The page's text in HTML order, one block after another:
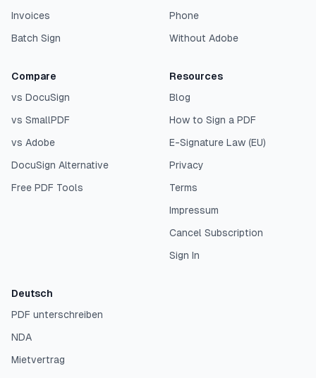
Invoices
Batch Sign
Phone
Without Adobe
Compare
vs DocuSign
vs SmallPDF
vs Adobe
DocuSign Alternative
Free PDF Tools
Resources
Blog
How to Sign a PDF
E-Signature Law (EU)
Privacy
Terms
Impressum
Cancel Subscription
Sign In
Deutsch
PDF unterschreiben
NDA
Mietvertrag